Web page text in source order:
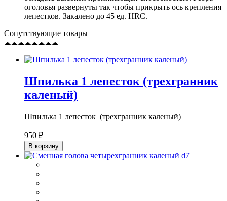
оголовья развернуты так чтобы прикрыть ось крепления
лепестков. Закалено до 45 ед. HRC.
Сопутствующие товары
Шпилька 1 лепесток (трехгранник
каленый)
Шпилька 1 лепесток (трехгранник каленый)
950 ₽
В корзину